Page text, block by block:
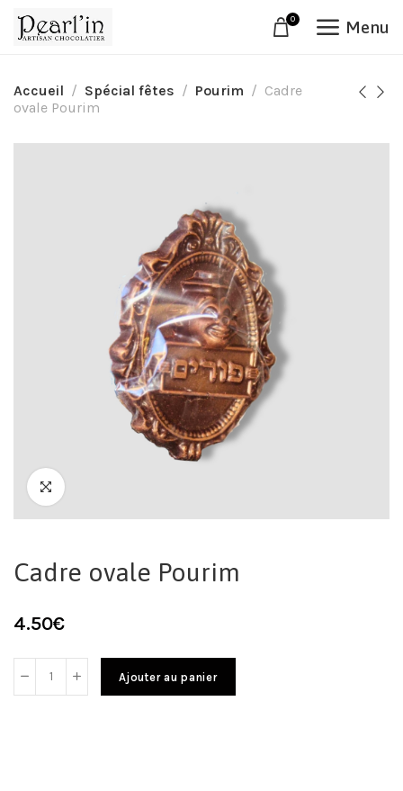
0 Menu
Accueil Spécial fêtes Pourim
Cadre
ovale Pourim
Cadre ovale Pourim
4.50€
Ajouter au panier